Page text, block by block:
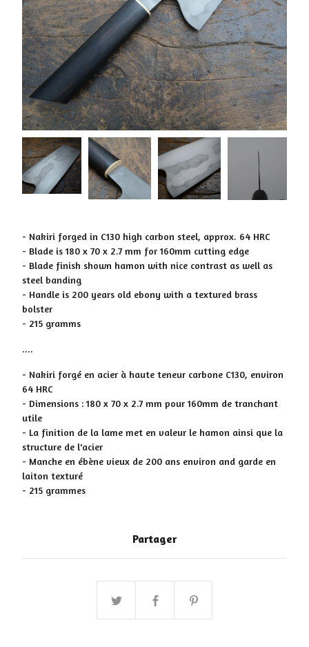
- Nakiri forged in C130 high carbon steel, approx. 64 HRC
- Blade is 180 x 70 x 2.7 mm for 160mm cutting edge
- Blade finish shown hamon with nice contrast as well as
steel banding
- Handle is 200 years old ebony with a textured brass
bolster
- 215 gramms
....
- Nakiri forgé en acier à haute teneur carbone C130, environ
64 HRC
- Dimensions : 180 x 70 x 2.7 mm pour 160mm de tranchant
utile
- La finition de la lame met en valeur le hamon ainsi que la
structure de l'acier
- Manche en ébène vieux de 200 ans environ and garde en
laiton texturé
- 215 grammes
Partager